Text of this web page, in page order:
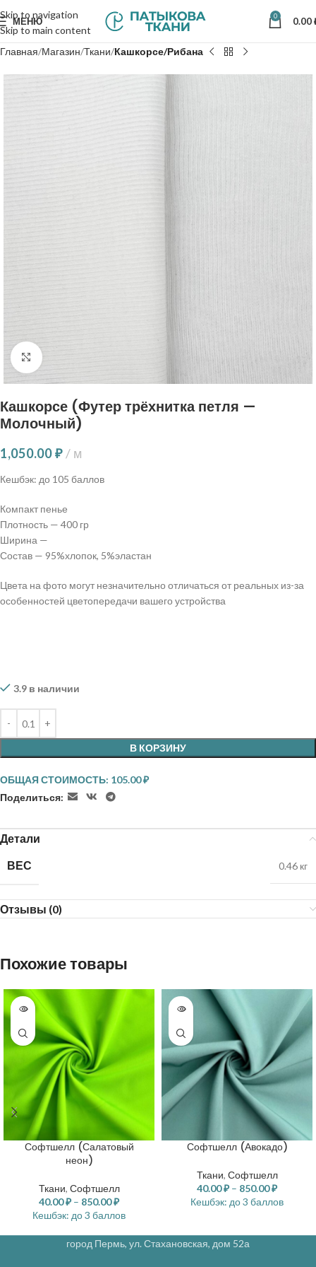
Skip to navigation
Skip to main content
МЕНЮ 0 0.00
Главная Магазин Ткани Кашкорсе/Рибана
Нажмите, чтобы увеличить
Кашкорсе (Футер трёхнитка петля —
Молочный)
1,050.00₽ м
Кешбэк: до 105 баллов
Компакт пенье
Плотность — 400 гр
Ширина —
Состав — 95%хлопок, 5%эластан
Цвета на фото могут незначительно отличаться от реальных из-за
особенностей цветопередачи вашего устройства
3.9 в наличии
В КОРЗИНУ
ОБЩАЯ СТОИМОСТЬ: 105.00₽
Поделиться:
Детали
ВЕС
0.46 кг
Отзывы (0)
Похожие товары
Софтшелл (Салатовый
неон)
Ткани, Софтшелл
40.00₽ – 850.00₽
Кешбэк: до 3 баллов
Софтшелл (Авокадо)
Ткани, Софтшелл
40.00₽ – 850.00₽
Кешбэк: до 3 баллов
город Пермь, ул. Стахановская, дом 52а